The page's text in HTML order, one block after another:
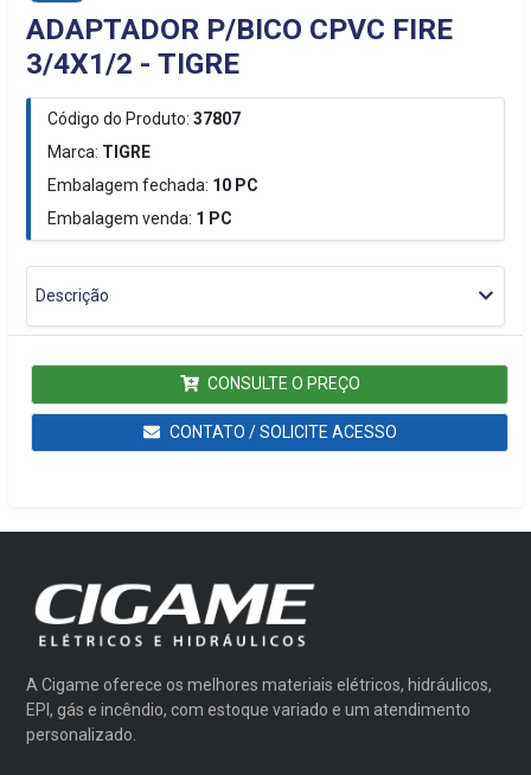
ADAPTADOR P/BICO CPVC FIRE
3/4X1/2 - TIGRE
Código do Produto: 37807
Marca: TIGRE
Embalagem fechada: 10 PC
Embalagem venda: 1 PC
Descrição
CONSULTE O PREÇO
CONTATO / SOLICITE ACESSO
A Cigame oferece os melhores materiais elétricos, hidráulicos,
EPI, gás e incêndio, com estoque variado e um atendimento
personalizado.